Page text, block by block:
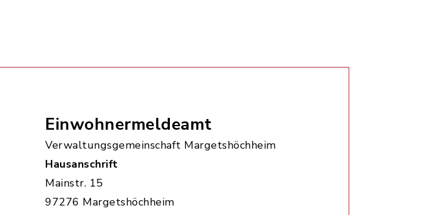
Einwohnermeldeamt
Verwaltungsgemeinschaft Margetshöchheim
Hausanschrift
Mainstr. 15
97276 Margetshöchheim